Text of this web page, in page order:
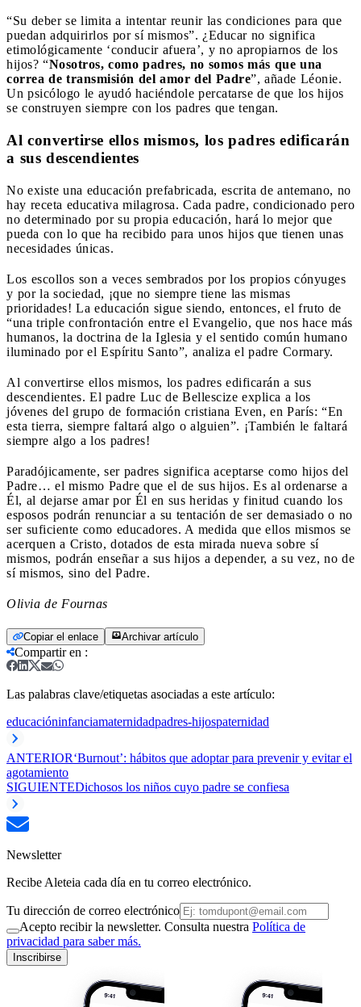
“Su deber se limita a intentar reunir las condiciones para que
puedan adquirirlos por sí mismos”. ¿Educar no significa
etimológicamente ‘conducir afuera’, y no apropiarnos de los
hijos? “Nosotros, como padres, no somos más que una
correa de transmisión del amor del Padre”, añade Léonie.
Un psicólogo le ayudó haciéndole percatarse de que los hijos
se construyen siempre con los padres que tengan.
Al convertirse ellos mismos, los padres edificarán
a sus descendientes
No existe una educación prefabricada, escrita de antemano, no
hay receta educativa milagrosa. Cada padre, condicionado pero
no determinado por su propia educación, hará lo mejor que
pueda con lo que ha recibido para unos hijos que tienen unas
necesidades únicas.
Los escollos son a veces sembrados por los propios cónyuges
y por la sociedad, ¡que no siempre tiene las mismas
prioridades! La educación sigue siendo, entonces, el fruto de
“una triple confrontación entre el Evangelio, que nos hace más
humanos, la doctrina de la Iglesia y el sentido común humano
iluminado por el Espíritu Santo”, analiza el padre Cormary.
Al convertirse ellos mismos, los padres edificarán a sus
descendientes. El padre Luc de Bellescize explica a los
jóvenes del grupo de formación cristiana Even, en París: “En
esta tierra, siempre faltará algo o alguien”. ¡También le faltará
siempre algo a los padres!
Paradójicamente, ser padres significa aceptarse como hijos del
Padre… el mismo Padre que el de sus hijos. Es al ordenarse a
Él, al dejarse amar por Él en sus heridas y finitud cuando los
esposos podrán renunciar a su tentación de ser demasiado o no
ser suficiente como educadores. A medida que ellos mismos se
acerquen a Cristo, dotados de esta mirada nueva sobre sí
mismos, podrán enseñar a sus hijos a depender, a su vez, no de
sí mismos, sino del Padre.
Olivia de Fournas
Copiar el enlace Archivar artículo
Compartir en :
Las palabras clave/etiquetas asociadas a este artículo:
educacióninfanciamaternidadpadres-hijospaternidad
ANTERIOR‘Burnout’: hábitos que adoptar para prevenir y evitar el
agotamiento
SIGUIENTEDichosos los niños cuyo padre se confiesa
Newsletter
Recibe Aleteia cada día en tu correo electrónico.
Tu dirección de correo electrónico
Acepto recibir la newsletter. Consulta nuestra Política de
privacidad para saber más.
Inscribirse